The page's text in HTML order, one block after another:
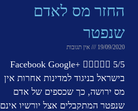
החזר מס לאדם
שנפטר
19/09/2020 אין תגובות
Facebook Google+  5/5
בישראל בניגוד למדינות אחרות אין
מס ירושה, כך שכספים של אדם
שנפטר המתקבלים אצל יורשיו אינם